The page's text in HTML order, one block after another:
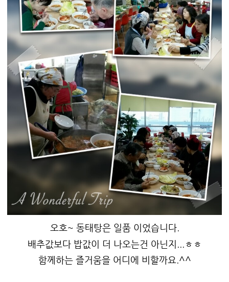
오호~ 동태탕은 일품 이었습니다.
배추값보다 밥값이 더 나오는건 아닌지...ㅎㅎ
함께하는 즐거움을 어디에 비할까요.^^